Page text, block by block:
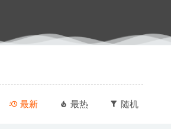
最新 最热 随机